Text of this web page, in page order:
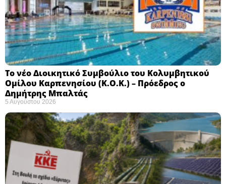
Το νέο Διοικητικό Συμβούλιο του Κολυμβητικού
Ομίλου Καρπενησίου (Κ.Ο.Κ.) – Πρόεδρος ο
Δημήτρης Μπαλτάς
5 Αυγούστου 2026